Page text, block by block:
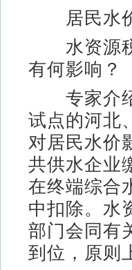
居民水价
水资源税
有何影响？
专家介绍
试点的河北
对居民水价
共供水企业
在终端综合
中扣除。水
部门会同有
到位，原则